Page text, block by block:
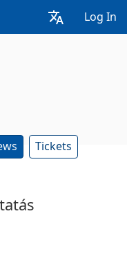
Log In
Tickets